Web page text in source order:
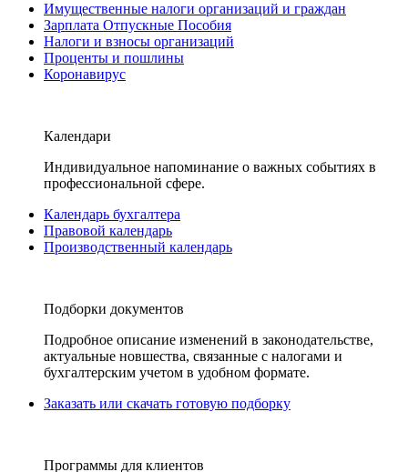
Имущественные налоги организаций и граждан
Зарплата Отпускные Пособия
Налоги и взносы организаций
Проценты и пошлины
Коронавирус
Календари
Индивидуальное напоминание о важных событиях в
профессиональной сфере.
Календарь бухгалтера
Правовой календарь
Производственный календарь
Подборки документов
Подробное описание изменений в законодательстве,
актуальные новшества, связанные с налогами и
бухгалтерским учетом в удобном формате.
Заказать или скачать готовую подборку
Программы для клиентов